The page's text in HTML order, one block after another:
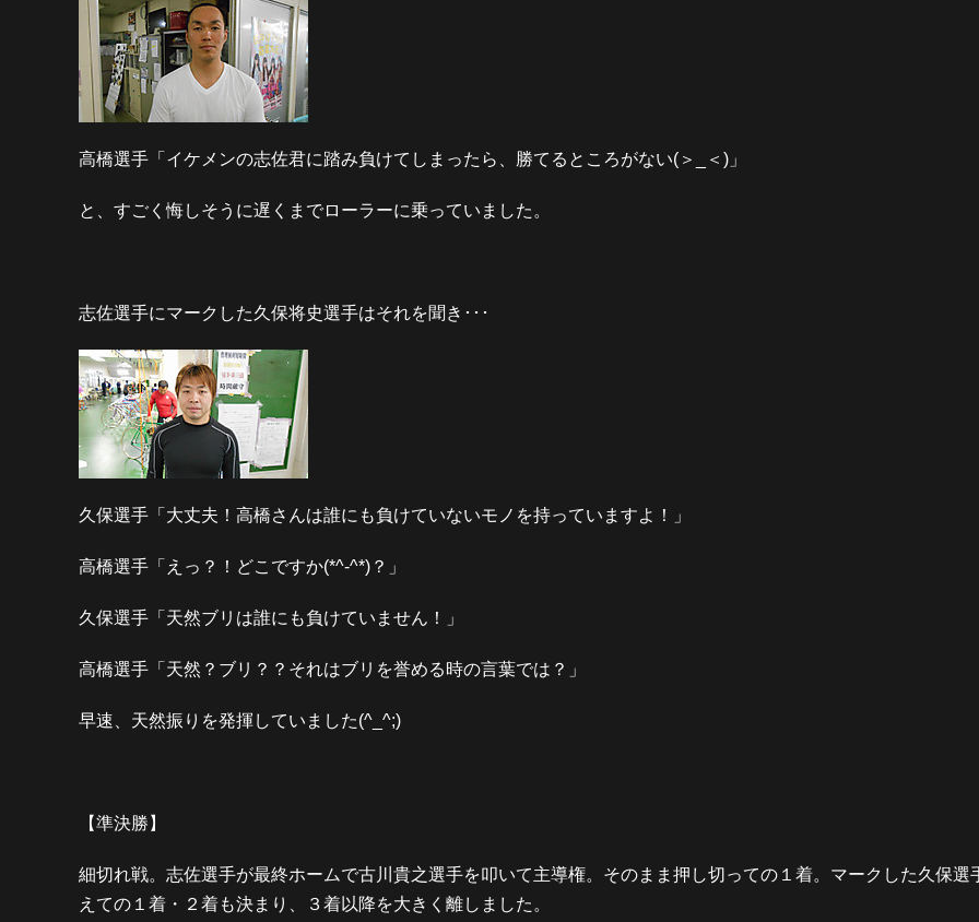
高橋選手「イケメンの志佐君に踏み負けてしまったら、勝てるところがない(＞_＜)」
と、すごく悔しそうに遅くまでローラーに乗っていました。
志佐選手にマークした久保将史選手はそれを聞き･･･
久保選手「大丈夫！高橋さんは誰にも負けていないモノを持っていますよ！」
高橋選手「えっ？！どこですか(*^-^*)？」
久保選手「天然ブリは誰にも負けていません！」
高橋選手「天然？ブリ？？それはブリを誉める時の言葉では？」
早速、天然振りを発揮していました(^_^;)
【準決勝】
細切れ戦。志佐選手が最終ホームで古川貴之選手を叩いて主導権。そのまま押し切っての１着。マークした久保選
えての１着・２着も決まり、３着以降を大きく離しました。